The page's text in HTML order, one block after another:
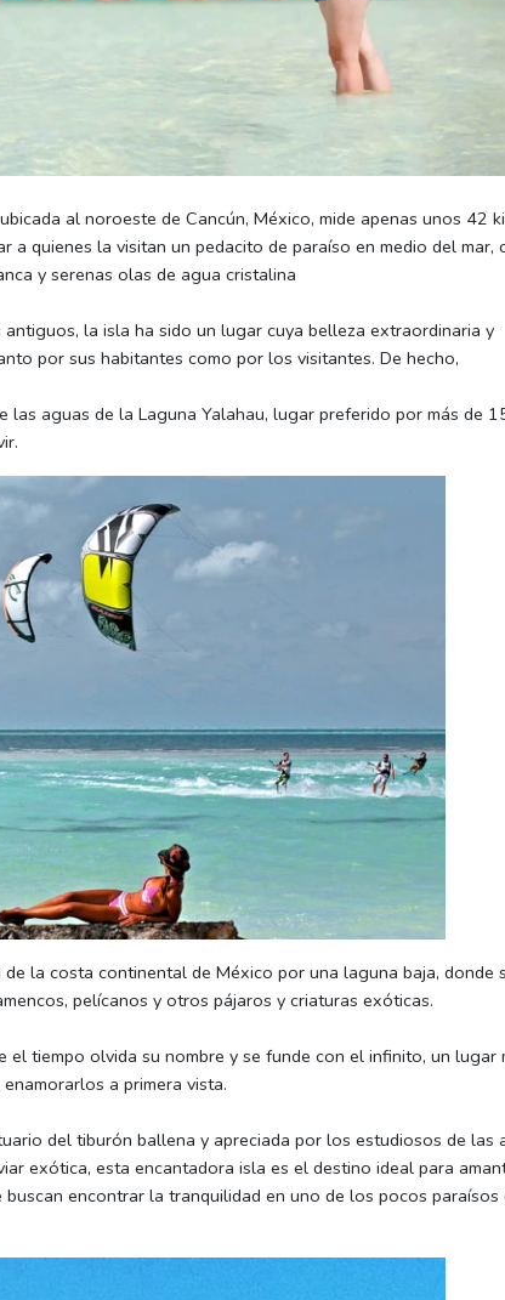
al noroeste de Cancún, México, mide apenas unos 42
a quienes la visitan un pedacito de paraíso en medio del mar,
y serenas olas de agua cristalina
la isla ha sido un lugar cuya belleza extraordinaria y
por sus habitantes como por los visitantes. De hecho,
las aguas de la Laguna Yalahau, lugar preferido por más de
la costa continental de México por una laguna baja, donde
pelícanos y otros pájaros y criaturas exóticas.
el tiempo olvida su nombre y se funde con el infinito, un lugar
a primera vista.
del tiburón ballena y apreciada por los estudiosos de las
exótica, esta encantadora isla es el destino ideal para
encontrar la tranquilidad en uno de los pocos paraísos